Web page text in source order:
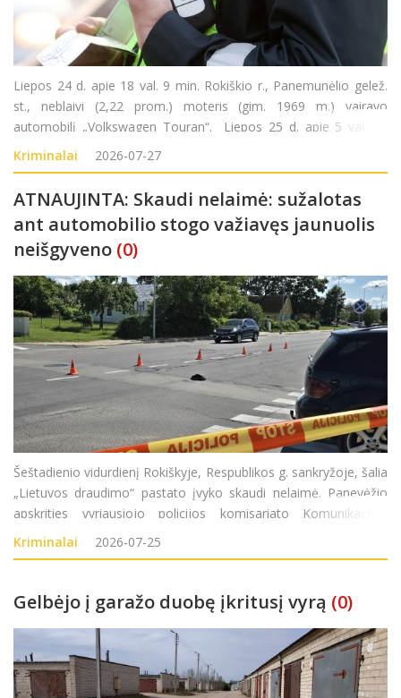
Liepos 24 d. apie 18 val. 9 min. Rokiškio r., Panemunėlio gelež.
st., neblaivi (2,22 prom.) moteris (gim. 1969 m.) vairavo
automobilį „Volkswagen Touran“. Liepos 25 d. apie 5 val. 40
min. Rokiškio r., Kazliškėlio k., neblaivus (1,88 prom.) vyras (gim.
2008 m.)
Kriminalai 2026-07-27
ATNAUJINTA: Skaudi nelaimė: sužalotas
ant automobilio stogo važiavęs jaunuolis
neišgyveno (0)
Šeštadienio vidurdienį Rokiškyje, Respublikos g. sankryžoje, šalia
„Lietuvos draudimo“ pastato įvyko skaudi nelaimė. Panevėžio
apskrities vyriausiojo policijos komisariato Komunikacijos
poskyrio vyriausioji specialistė Akvilė Aleksejeva „Rokiškio
Kriminalai 2026-07-25
Gelbėjo į garažo duobę įkritusį vyrą (0)